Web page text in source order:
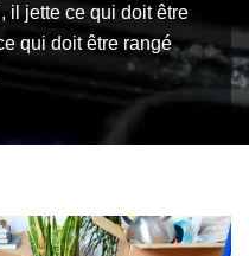
il jette ce qui doit être
qui doit être rangé